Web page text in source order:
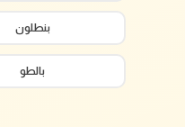
بنطلون
بالطو